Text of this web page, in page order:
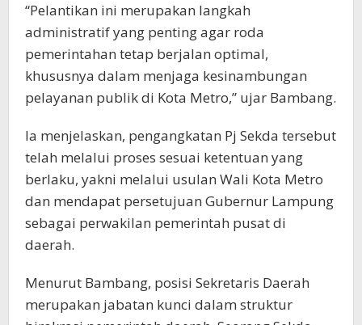
“Pelantikan ini merupakan langkah
administratif yang penting agar roda
pemerintahan tetap berjalan optimal,
khususnya dalam menjaga kesinambungan
pelayanan publik di Kota Metro,” ujar Bambang.
Ia menjelaskan, pengangkatan Pj Sekda tersebut
telah melalui proses sesuai ketentuan yang
berlaku, yakni melalui usulan Wali Kota Metro
dan mendapat persetujuan Gubernur Lampung
sebagai perwakilan pemerintah pusat di
daerah.
Menurut Bambang, posisi Sekretaris Daerah
merupakan jabatan kunci dalam struktur